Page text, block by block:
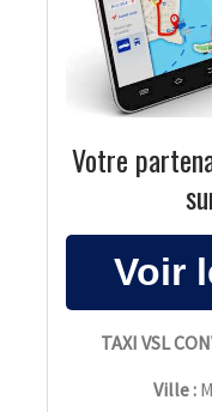
Votre
TAXI VSL
Ville :